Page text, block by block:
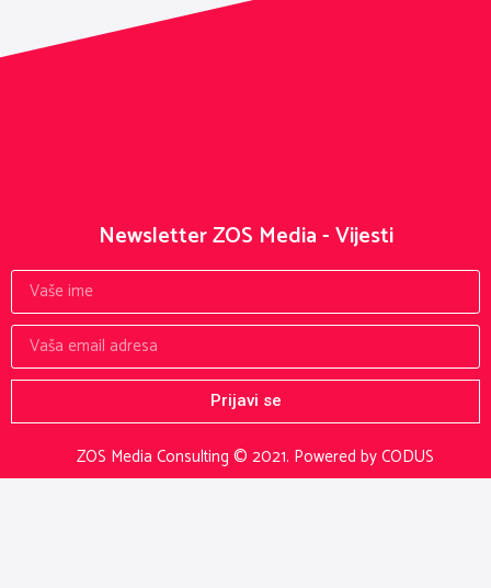
ZOS Media Consulting © 2021. Powered by CODUS
Newsletter ZOS Media - Vijesti
Prijavi se